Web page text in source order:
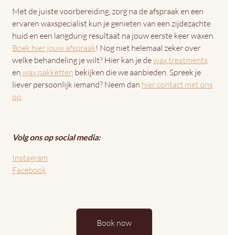
Met de juiste voorbereiding, zorg na de afspraak en een
ervaren waxspecialist kun je genieten van een zijdezachte
huid en een langdurig resultaat na jouw eerste keer waxen.
Boek hier jouw afspraak! Nog niet helemaal zeker over
welke behandeling je wilt? Hier kan je dewax treatments
en wax pakketten bekijken die we aanbieden. Spreek je
liever persoonlijk iemand? Neem dan hier contact met ons
op.
Volg ons op social media:
Instagram
Facebook
Book now